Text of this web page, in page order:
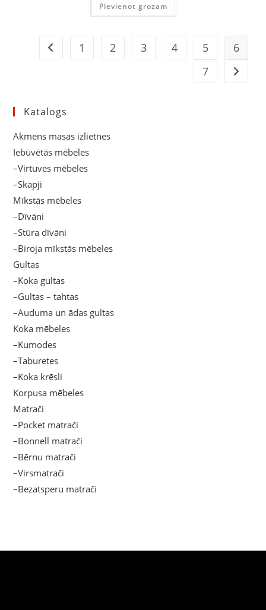
Pievienot grozam
1 2 3 4 5
6
7
Katalogs
Akmens masas izlietnes
Iebūvētās mēbeles
–Virtuves mēbeles
–Skapji
Mīkstās mēbeles
–Dīvāni
–Stūra dīvāni
–Biroja mīkstās mēbeles
Gultas
–Koka gultas
–Gultas – tahtas
–Auduma un ādas gultas
Koka mēbeles
–Kumodes
–Taburetes
–Koka krēsli
Korpusa mēbeles
Matrači
–Pocket matrači
–Bonnell matrači
–Bērnu matrači
–Virsmatrači
–Bezatsperu matrači